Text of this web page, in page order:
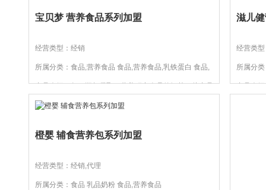
宝贝梦 营养食品系列加盟
经营类型：经销
所属分类：食品,营养食品 食品,营养食品,乳铁蛋白 食品,
产品介绍：每一瓶都凝聚了营养研究人员的智慧。从产品
营养、健康”的理念，引...
滋儿
经营类
所属分
产品介
橙婴 辅食营养包系列加盟
经营类型：经销,代理
所属分类：食品 乳品奶粉 食品,营养食品